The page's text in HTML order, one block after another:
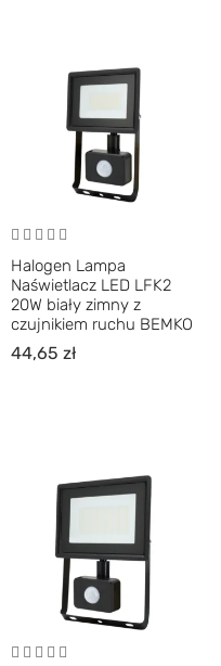
Halogen Lampa
Naświetlacz LED LFK2
20W biały zimny z
czujnikiem ruchu BEMKO
44,65 zł